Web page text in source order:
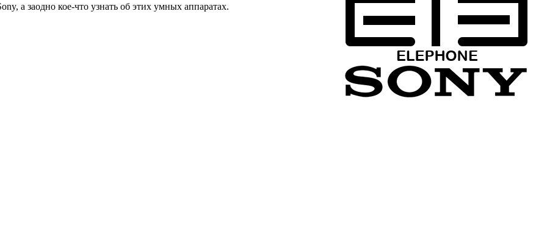
а заодно кое-что узнать об этих умных аппаратах.